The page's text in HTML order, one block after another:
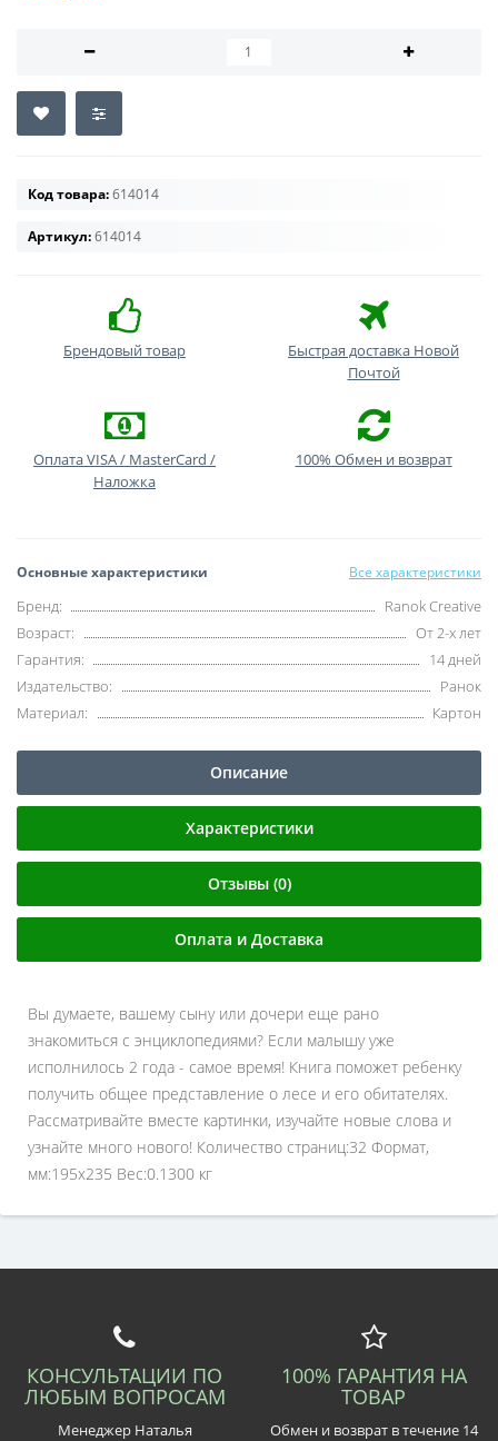
Код товара:614014
Артикул:614014
Брендовый товар
Быстрая доставка Новой
Почтой
Оплата VISA / MasterCard /
Наложка
100% Обмен и возврат
Основные характеристики Все характеристики
Бренд:
Ranok Creative
Возраст:
От 2-х лет
Гарантия:
14 дней
Издательство:
Ранок
Материал:
Картон
Описание
Характеристики
Отзывы (0)
Оплата и Доставка
Вы думаете, вашему сыну или дочери еще рано
знакомиться с энциклопедиями? Если малышу уже
исполнилось 2 года - самое время! Книга поможет ребенку
получить общее представление о лесе и его обитателях.
Рассматривайте вместе картинки, изучайте новые слова и
узнайте много нового! Количество страниц:32 Формат,
мм:195х235 Вес:0.1300 кг
КОНСУЛЬТАЦИИ ПО
ЛЮБЫМ ВОПРОСАМ
Менеджер Наталья
100% ГАРАНТИЯ НА
ТОВАР
Обмен и возврат в течение 14